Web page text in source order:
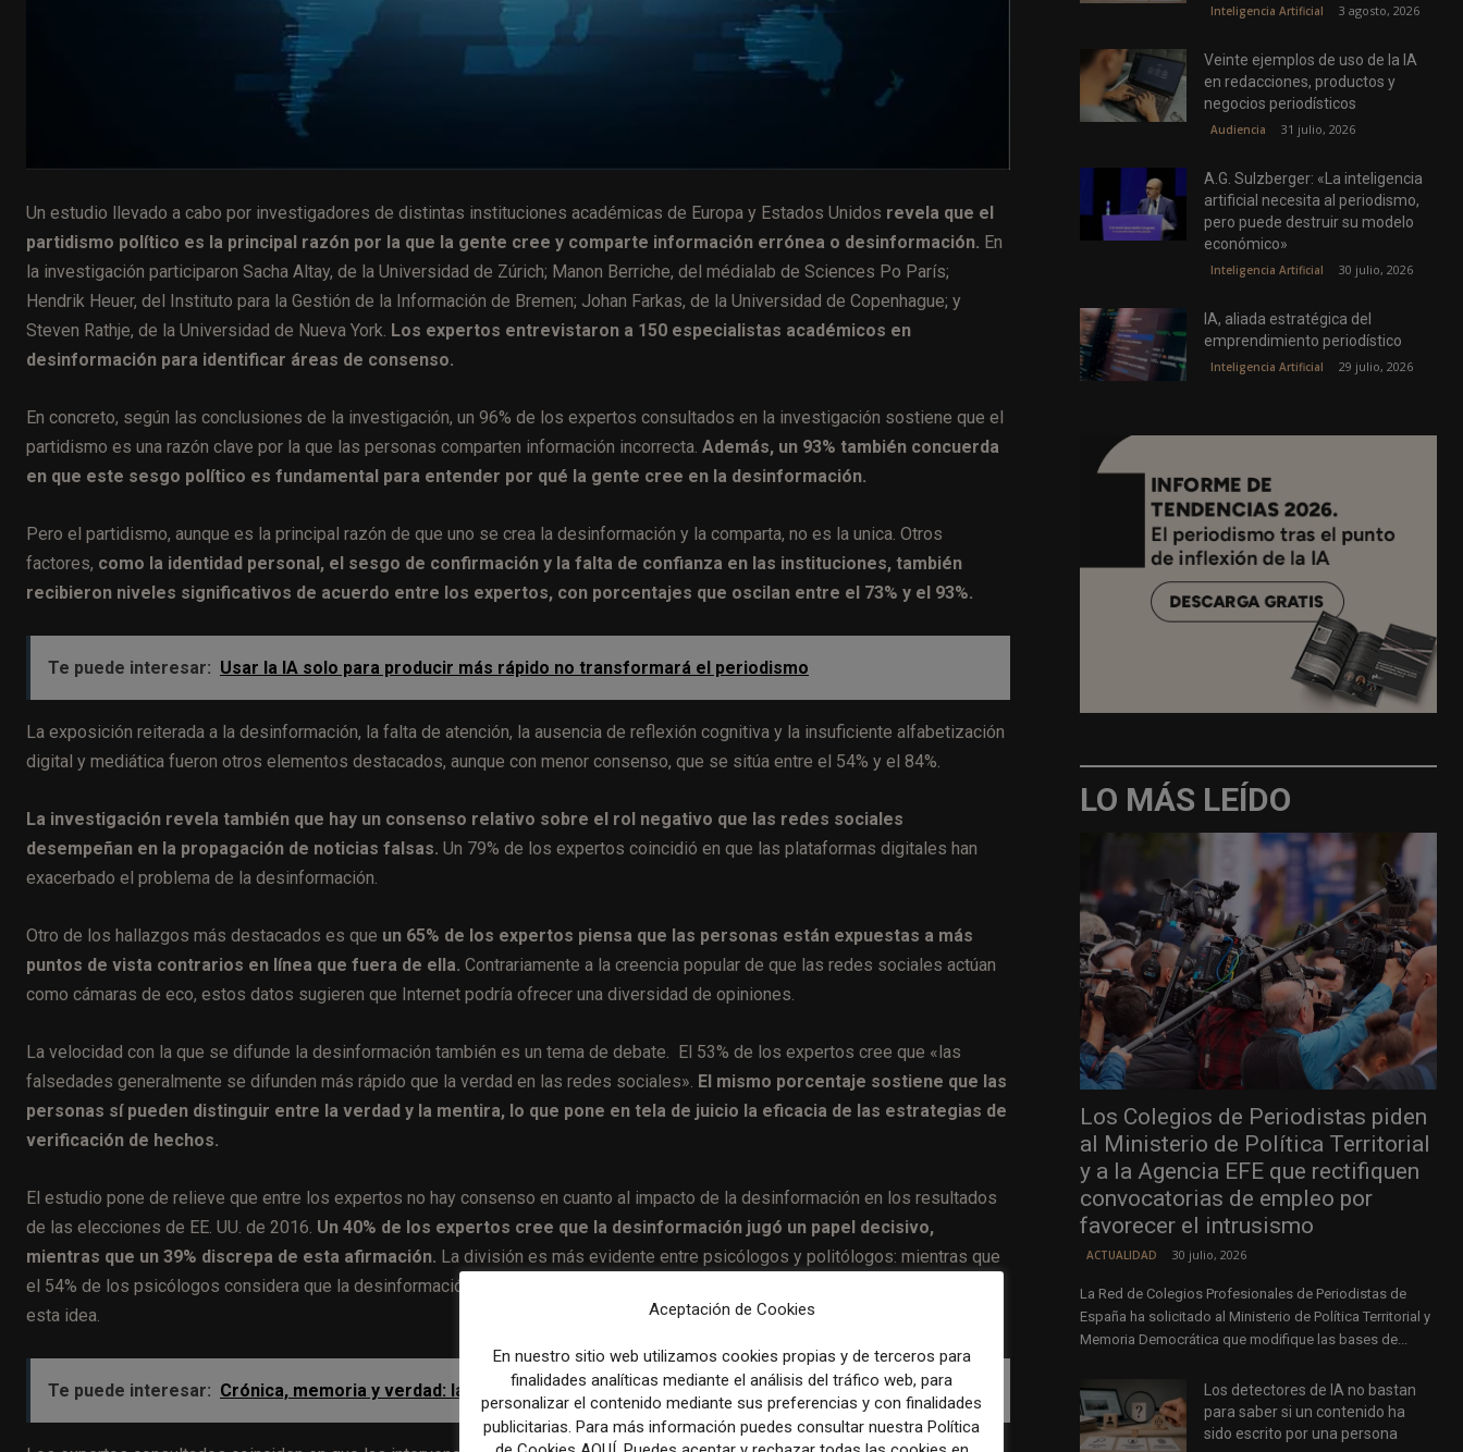
Un estudio llevado a cabo por investigadores de distintas instituciones académicas de Europa y Estados Unidos revela que el
partidismo político es la principal razón por la que la gente cree y comparte información errónea o desinformación. En
la investigación participaron Sacha Altay, de la Universidad de Zúrich; Manon Berriche, del médialab de Sciences Po París;
Hendrik Heuer, del Instituto para la Gestión de la Información de Bremen; Johan Farkas, de la Universidad de Copenhague; y
Steven Rathje, de la Universidad de Nueva York. Los expertos entrevistaron a 150 especialistas académicos en
desinformación para identificar áreas de consenso.
En concreto, según las conclusiones de la investigación, un 96% de los expertos consultados en la investigación sostiene que el
partidismo es una razón clave por la que las personas comparten información incorrecta. Además, un 93% también concuerda
en que este sesgo político es fundamental para entender por qué la gente cree en la desinformación.
Pero el partidismo, aunque es la principal razón de que uno se crea la desinformación y la comparta, no es la unica. Otros
factores, como la identidad personal, el sesgo de confirmación y la falta de confianza en las instituciones, también
recibieron niveles significativos de acuerdo entre los expertos, con porcentajes que oscilan entre el 73% y el 93%.
Te puede interesar: Usar la IA solo para producir más rápido no transformará el periodismo
La exposición reiterada a la desinformación, la falta de atención, la ausencia de reflexión cognitiva y la insuficiente alfabetización
digital y mediática fueron otros elementos destacados, aunque con menor consenso, que se sitúa entre el 54% y el 84%.
La investigación revela también que hay un consenso relativo sobre el rol negativo que las redes sociales
desempeñan en la propagación de noticias falsas. Un 79% de los expertos coincidió en que las plataformas digitales han
exacerbado el problema de la desinformación.
Otro de los hallazgos más destacados es que un 65% de los expertos piensa que las personas están expuestas a más
puntos de vista contrarios en línea que fuera de ella. Contrariamente a la creencia popular de que las redes sociales actúan
como cámaras de eco, estos datos sugieren que Internet podría ofrecer una diversidad de opiniones.
La velocidad con la que se difunde la desinformación también es un tema de debate. El 53% de los expertos cree que «las
falsedades generalmente se difunden más rápido que la verdad en las redes sociales». El mismo porcentaje sostiene que las
personas sí pueden distinguir entre la verdad y la mentira, lo que pone en tela de juicio la eficacia de las estrategias de
verificación de hechos.
El estudio pone de relieve que entre los expertos no hay consenso en cuanto al impacto de la desinformación en los resultados
de las elecciones de EE. UU. de 2016. Un 40% de los expertos cree que la desinformación jugó un papel decisivo,
mientras que un 39% discrepa de esta afirmación. La división es más evidente entre psicólogos y politólogos: mientras que
el 54% de los psicólogos considera que la desinformación fue determinante, un contundente 73% de los politólogos rechaza
esta idea.
Te puede interesar: Crónica, memoria y verdad: las lecciones periodísticas de Sergio Ramírez
Inteligencia Artificial 3 agosto, 2026
Veinte ejemplos de uso de la IA
en redacciones, productos y
negocios periodísticos
Audiencia 31 julio, 2026
A.G. Sulzberger: «La inteligencia
artificial necesita al periodismo,
pero puede destruir su modelo
económico»
Inteligencia Artificial 30 julio, 2026
IA, aliada estratégica del
emprendimiento periodístico
Inteligencia Artificial 29 julio, 2026
LO MÁS LEÍDO
Los Colegios de Periodistas piden
al Ministerio de Política Territorial
y a la Agencia EFE que rectifiquen
convocatorias de empleo por
favorecer el intrusismo
ACTUALIDAD 30 julio, 2026
La Red de Colegios Profesionales de Periodistas de
España ha solicitado al Ministerio de Política Territorial y
Memoria Democrática que modifique las bases de...
Los detectores de IA no bastan
para saber si un contenido ha
sido escrito por una persona
Aceptación de Cookies
En nuestro sitio web utilizamos cookies propias y de terceros para
finalidades analíticas mediante el análisis del tráfico web, para
personalizar el contenido mediante sus preferencias y con finalidades
publicitarias. Para más información puedes consultar nuestra Política